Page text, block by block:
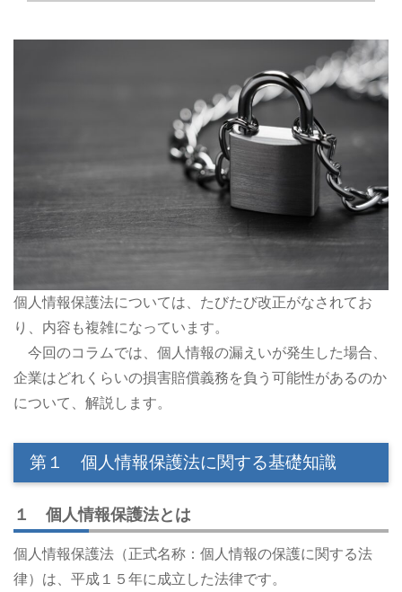
個人情報保護法については、たびたび改正がなされてお
り、内容も複雑になっています。
今回のコラムでは、個人情報の漏えいが発生した場合、
企業はどれくらいの損害賠償義務を負う可能性があるのか
について、解説します。
第１ 個人情報保護法に関する基礎知識
１ 個人情報保護法とは
個人情報保護法（正式名称：個人情報の保護に関する法
律）は、平成１５年に成立した法律です。